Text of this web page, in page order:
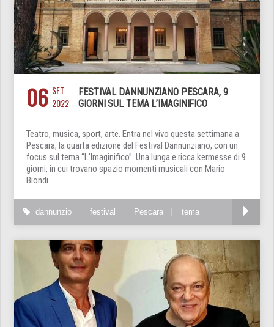
06 SET
2022
FESTIVAL DANNUNZIANO PESCARA, 9
GIORNI SUL TEMA L’IMAGINIFICO
Teatro, musica, sport, arte. Entra nel vivo questa settimana a
Pescara, la quarta edizione del Festival Dannunziano, con un
focus sul tema “L’Imaginifico”. Una lunga e ricca kermesse di 9
giorni, in cui trovano spazio momenti musicali con Mario
Biondi
dannunzio festival Pescara tema